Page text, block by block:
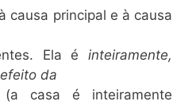
causa principal e à causa
Ela é inteiramente,
da
(a casa é inteiramente